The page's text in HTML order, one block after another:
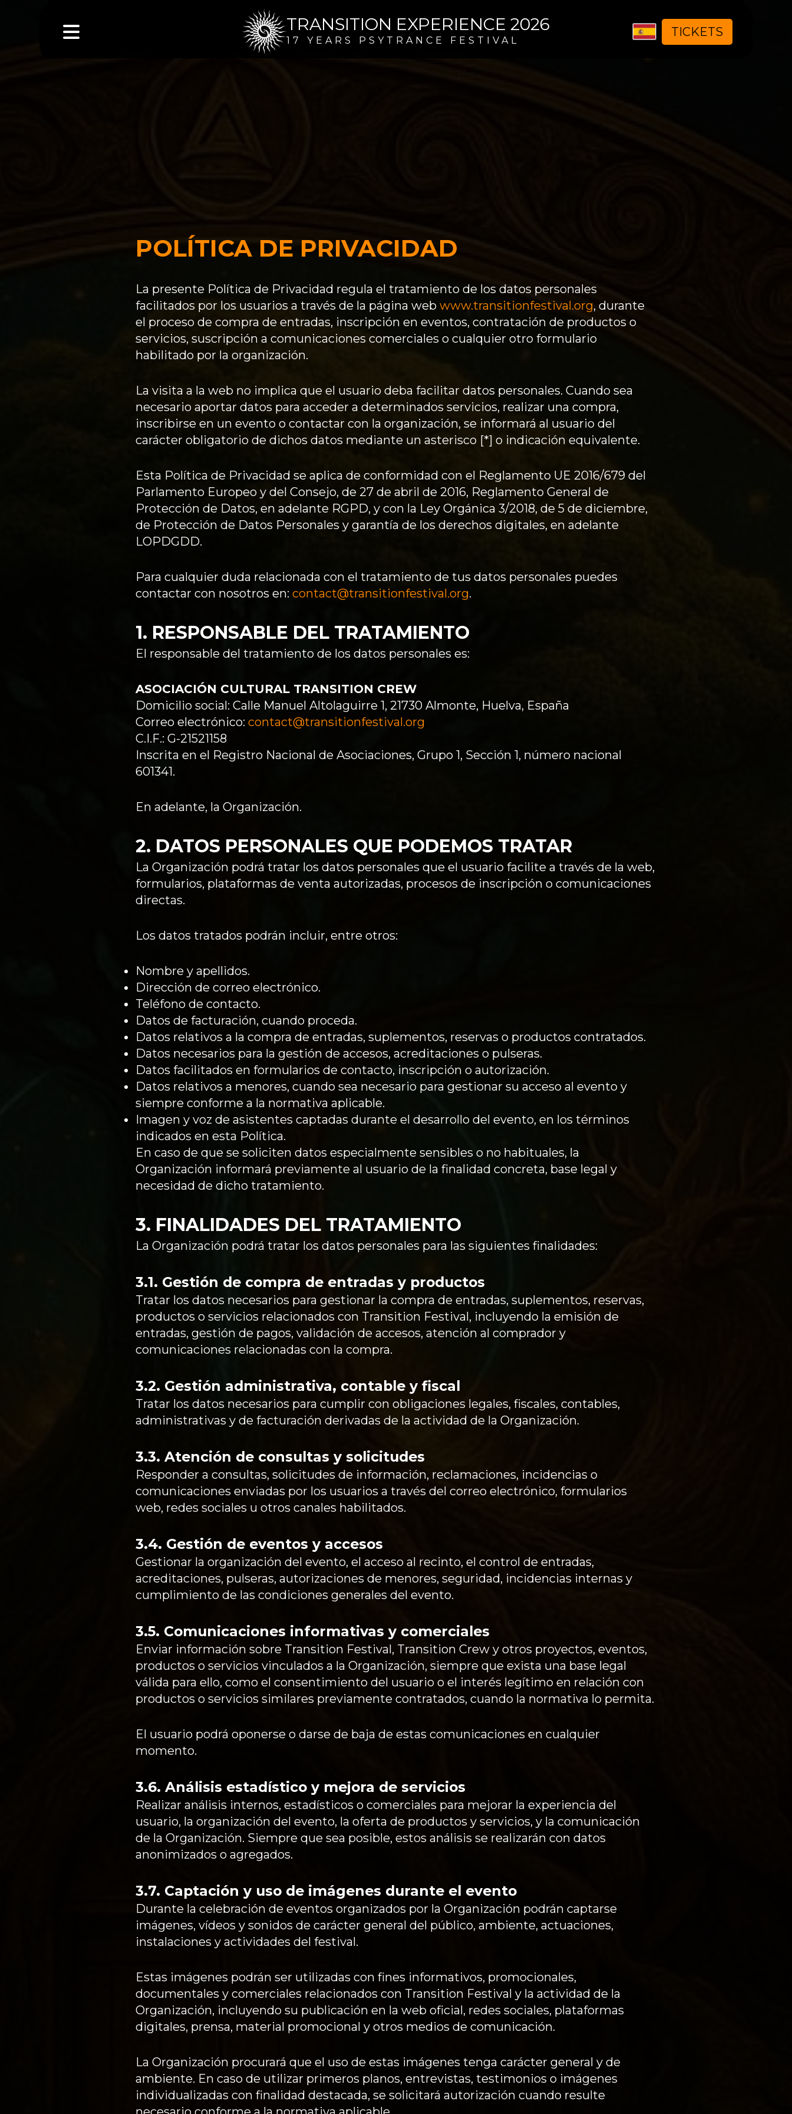
TRANSITION EXPERIENCE 2026
17 YEARS PSYTRANCE FESTIVAL
SeleccioneTICKETS
POLÍTICA DE PRIVACIDAD
La presente Política de Privacidad regula el tratamiento de los datos personales
facilitados por los usuarios a través de la página web www.transitionfestival.org, durante
el proceso de compra de entradas, inscripción en eventos, contratación de productos o
servicios, suscripción a comunicaciones comerciales o cualquier otro formulario
habilitado por la organización.
La visita a la web no implica que el usuario deba facilitar datos personales. Cuando sea
necesario aportar datos para acceder a determinados servicios, realizar una compra,
inscribirse en un evento o contactar con la organización, se informará al usuario del
carácter obligatorio de dichos datos mediante un asterisco [*] o indicación equivalente.
Esta Política de Privacidad se aplica de conformidad con el Reglamento UE 2016/679 del
Parlamento Europeo y del Consejo, de 27 de abril de 2016, Reglamento General de
Protección de Datos, en adelante RGPD, y con la Ley Orgánica 3/2018, de 5 de diciembre,
de Protección de Datos Personales y garantía de los derechos digitales, en adelante
LOPDGDD.
Para cualquier duda relacionada con el tratamiento de tus datos personales puedes
contactar con nosotros en: contact@transitionfestival.org.
1. RESPONSABLE DEL TRATAMIENTO
El responsable del tratamiento de los datos personales es:
ASOCIACIÓN CULTURAL TRANSITION CREW
Domicilio social: Calle Manuel Altolaguirre 1, 21730 Almonte, Huelva, España
Correo electrónico: contact@transitionfestival.org
C.I.F.: G-21521158
Inscrita en el Registro Nacional de Asociaciones, Grupo 1, Sección 1, número nacional
601341.
En adelante, la Organización.
2. DATOS PERSONALES QUE PODEMOS TRATAR
La Organización podrá tratar los datos personales que el usuario facilite a través de la web,
formularios, plataformas de venta autorizadas, procesos de inscripción o comunicaciones
directas.
Los datos tratados podrán incluir, entre otros:
Nombre y apellidos.
Dirección de correo electrónico.
Teléfono de contacto.
Datos de facturación, cuando proceda.
Datos relativos a la compra de entradas, suplementos, reservas o productos contratados.
Datos necesarios para la gestión de accesos, acreditaciones o pulseras.
Datos facilitados en formularios de contacto, inscripción o autorización.
Datos relativos a menores, cuando sea necesario para gestionar su acceso al evento y
siempre conforme a la normativa aplicable.
Imagen y voz de asistentes captadas durante el desarrollo del evento, en los términos
indicados en esta Política.
En caso de que se soliciten datos especialmente sensibles o no habituales, la
Organización informará previamente al usuario de la finalidad concreta, base legal y
necesidad de dicho tratamiento.
3. FINALIDADES DEL TRATAMIENTO
La Organización podrá tratar los datos personales para las siguientes finalidades:
3.1. Gestión de compra de entradas y productos
Tratar los datos necesarios para gestionar la compra de entradas, suplementos, reservas,
productos o servicios relacionados con Transition Festival, incluyendo la emisión de
entradas, gestión de pagos, validación de accesos, atención al comprador y
comunicaciones relacionadas con la compra.
3.2. Gestión administrativa, contable y fiscal
Tratar los datos necesarios para cumplir con obligaciones legales, fiscales, contables,
administrativas y de facturación derivadas de la actividad de la Organización.
3.3. Atención de consultas y solicitudes
Responder a consultas, solicitudes de información, reclamaciones, incidencias o
comunicaciones enviadas por los usuarios a través del correo electrónico, formularios
web, redes sociales u otros canales habilitados.
3.4. Gestión de eventos y accesos
Gestionar la organización del evento, el acceso al recinto, el control de entradas,
acreditaciones, pulseras, autorizaciones de menores, seguridad, incidencias internas y
cumplimiento de las condiciones generales del evento.
3.5. Comunicaciones informativas y comerciales
Enviar información sobre Transition Festival, Transition Crew y otros proyectos, eventos,
productos o servicios vinculados a la Organización, siempre que exista una base legal
válida para ello, como el consentimiento del usuario o el interés legítimo en relación con
productos o servicios similares previamente contratados, cuando la normativa lo permita.
El usuario podrá oponerse o darse de baja de estas comunicaciones en cualquier
momento.
3.6. Análisis estadístico y mejora de servicios
Realizar análisis internos, estadísticos o comerciales para mejorar la experiencia del
usuario, la organización del evento, la oferta de productos y servicios, y la comunicación
de la Organización. Siempre que sea posible, estos análisis se realizarán con datos
anonimizados o agregados.
3.7. Captación y uso de imágenes durante el evento
Durante la celebración de eventos organizados por la Organización podrán captarse
imágenes, vídeos y sonidos de carácter general del público, ambiente, actuaciones,
instalaciones y actividades del festival.
Estas imágenes podrán ser utilizadas con fines informativos, promocionales,
documentales y comerciales relacionados con Transition Festival y la actividad de la
Organización, incluyendo su publicación en la web oficial, redes sociales, plataformas
digitales, prensa, material promocional y otros medios de comunicación.
La Organización procurará que el uso de estas imágenes tenga carácter general y de
ambiente. En caso de utilizar primeros planos, entrevistas, testimonios o imágenes
individualizadas con finalidad destacada, se solicitará autorización cuando resulte